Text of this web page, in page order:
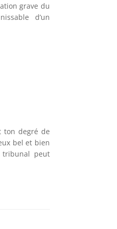
grave du
d’un
ton degré de
bel et bien
tribunal peut